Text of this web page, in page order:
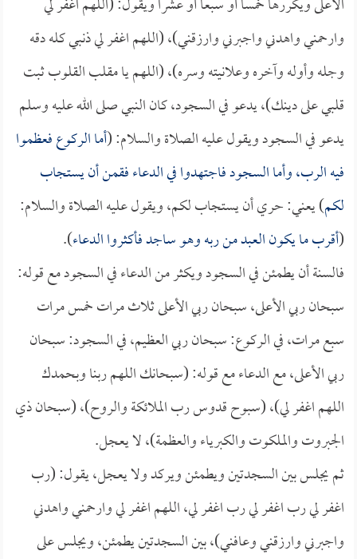
وارحمني واهدني واجبرني وارزقني)، (اللهم اغفر لي ذنبي كله دقه
وجله وأوله وآخره وعلانيته وسره)، (اللهم يا مقلب القلوب ثبت
قلبي على دينك)، يدعو في السجود، كان النبي صلى الله عليه وسلم
يدعو في السجود ويقول عليه الصلاة والسلام: (أما الركوع فعظموا
فيه الرب، وأما السجود فاجتهدوا في الدعاء فقمن أن يستجاب
لكم) يعني: حري أن يستجاب لكم، ويقول عليه الصلاة والسلام:
(أقرب ما يكون العبد من ربه وهو ساجد فأكثروا الدعاء).
فالسنة أن يطمئن في السجود ويكثر من الدعاء في السجود مع قوله:
سبحان ربي الأعلى، سبحان ربي الأعلى ثلاث مرات خمس مرات
سبع مرات، في الركوع: سبحان ربي العظيم، في السجود: سبحان
ربي الأعلى، مع الدعاء مع قوله: (سبحانك اللهم ربنا وبحمدك
اللهم اغفر لي)، (سبوح قدوس رب الملائكة والروح)، (سبحان ذي
الجبروت والملكوت والكبرياء والعظمة)، لا يعجل.
ثم يجلس بين السجدتين ويطمئن ويركد ولا يعجل، يقول: (رب
اغفر لي رب اغفر لي رب اغفر لي، اللهم اغفر لي وارحمني واهدني
واجبرني وارزقني وعافني)، بين السجدتين يطمئن، ويجلس على